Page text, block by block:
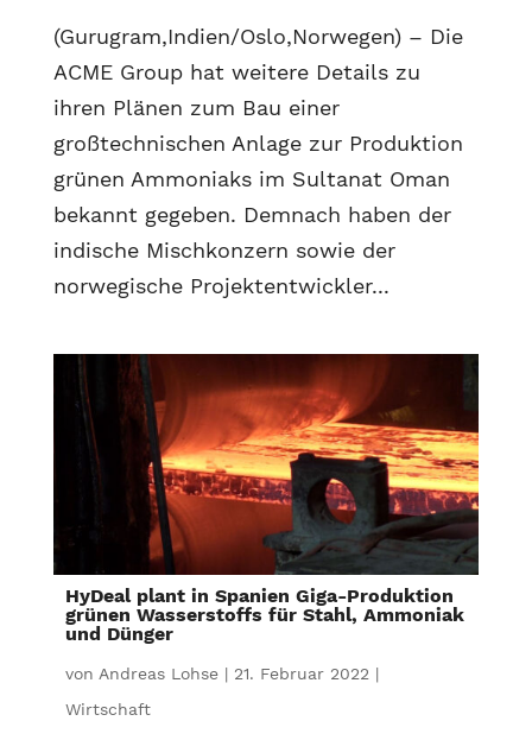
(Gurugram,Indien/Oslo,Norwegen) – Die
ACME Group hat weitere Details zu
ihren Plänen zum Bau einer
großtechnischen Anlage zur Produktion
grünen Ammoniaks im Sultanat Oman
bekannt gegeben. Demnach haben der
indische Mischkonzern sowie der
norwegische Projektentwickler...
HyDeal plant in Spanien Giga-Produktion
grünen Wasserstoffs für Stahl, Ammoniak
und Dünger
von Andreas Lohse| 21. Februar 2022 |
Wirtschaft